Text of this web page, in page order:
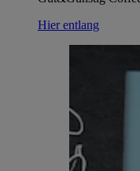
Hier entlang